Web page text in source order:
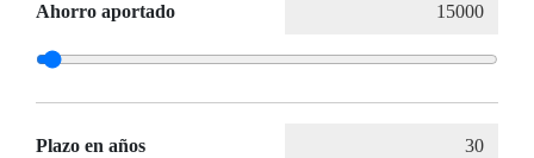
Ahorro aportado
Plazo en años